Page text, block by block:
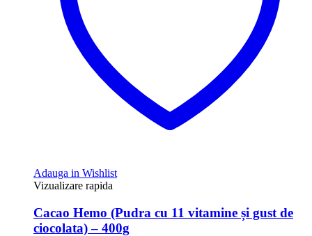
Adauga in Wishlist
Vizualizare rapida
Cacao Hemo (Pudra cu 11 vitamine și gust de
ciocolata) – 400g